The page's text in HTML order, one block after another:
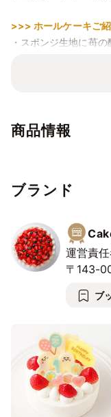
>>> ホールケーキご
・スポンジ生地に苺
・「こんのすけ／く
さらに！
ト）のケーキピック
をご購入いただけます。
自分好みにケーキを
お誕生日や各種記念
刀剣乱舞ONLINE 十
時間をお過ごしくださ
※注意事項※
こちらの商品は冷凍
お召し上がり前に冷
常温での解凍はでき
冷凍保存30日。解凍
商品情報
ブランド
運営責
〒143-
ブ